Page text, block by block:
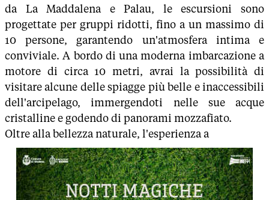
da La Maddalena e Palau, le escursioni sono
progettate per gruppi ridotti, fino a un massimo di
10 persone, garantendo un'atmosfera intima e
conviviale. A bordo di una moderna imbarcazione a
motore di circa 10 metri, avrai la possibilità di
visitare alcune delle spiagge più belle e inaccessibili
dell'arcipelago, immergendoti nelle sue acque
cristalline e godendo di panorami mozzafiato.
Oltre alla bellezza naturale, l'esperienza a